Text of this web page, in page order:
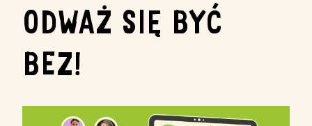
ODWAŻ SIĘ BYĆ
BEZ!